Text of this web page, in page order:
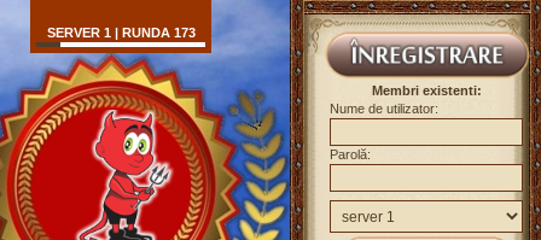
SERVER 1 | RUNDA 173
Membri existenti:
Nume de utilizator:
Parolă: